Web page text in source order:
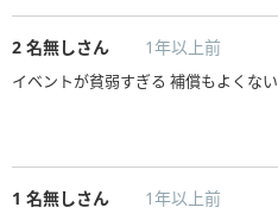
2 名無しさん 1年以上前
イベントが貧弱すぎる 補償もよくない
1 名無しさん 1年以上前